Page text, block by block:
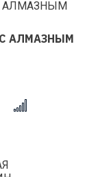
С АЛМАЗНЫМ